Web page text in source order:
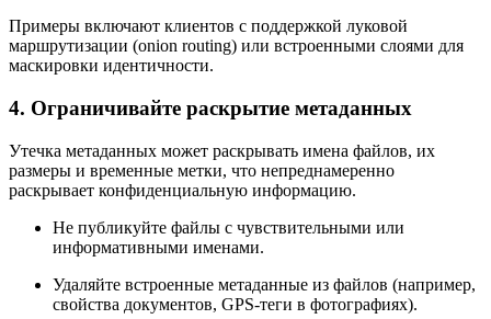
Примеры включают клиентов с поддержкой луковой
маршрутизации (onion routing) или встроенными слоями для
маскировки идентичности.
4. Ограничивайте раскрытие метаданных
Утечка метаданных может раскрывать имена файлов, их
размеры и временные метки, что непреднамеренно
раскрывает конфиденциальную информацию.
Не публикуйте файлы с чувствительными или
информативными именами.
Удаляйте встроенные метаданные из файлов (например,
свойства документов, GPS-теги в фотографиях).